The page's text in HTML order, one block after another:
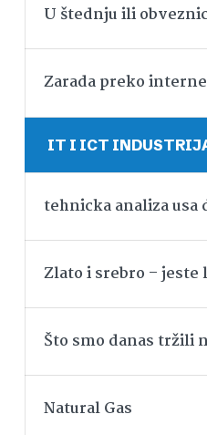
U štednju ili
Zarada preko
IT I ICT
tehnicka analiza usa
Zlato i srebro – jeste
Što smo danas tržili
Natural Gas